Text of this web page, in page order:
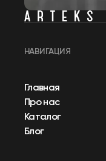
НАВИГАЦИЯ
Главная
Про нас
Каталог
Блог